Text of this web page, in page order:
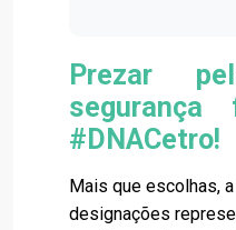
Prezar
#DNACetro!
Mais que escolhas,
designações